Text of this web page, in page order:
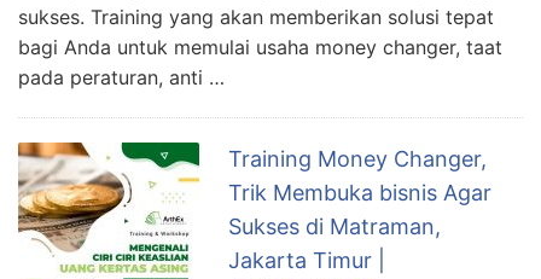
sukses. Training yang akan memberikan solusi tepat
bagi Anda untuk memulai usaha money changer, taat
pada peraturan, anti …
Training Money Changer,
Trik Membuka bisnis Agar
Sukses di Matraman,
Jakarta Timur |